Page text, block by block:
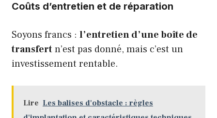
Coûts d’entretien et de réparation
Soyons francs : l’entretien d’une boîte de
transfertn’est pas donné, mais c’est un
investissement rentable.
Lire Les balises d'obstacle : règles